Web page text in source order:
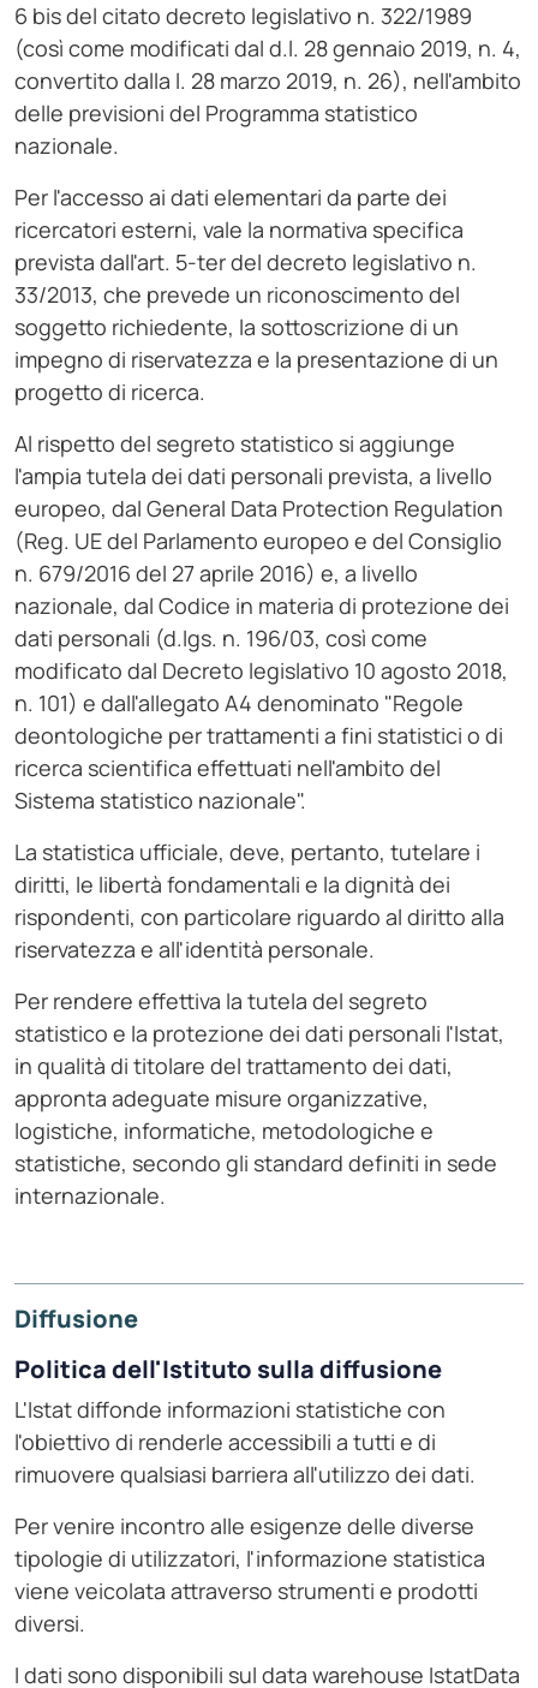
6 bis del citato decreto legislativo n. 322/1989
(così come modificati dal d.l. 28 gennaio 2019, n. 4,
convertito dalla l. 28 marzo 2019, n. 26), nell'ambito
delle previsioni del Programma statistico
nazionale.
Per l'accesso ai dati elementari da parte dei
ricercatori esterni, vale la normativa specifica
prevista dall'art. 5-ter del decreto legislativo n.
33/2013, che prevede un riconoscimento del
soggetto richiedente, la sottoscrizione di un
impegno di riservatezza e la presentazione di un
progetto di ricerca.
Al rispetto del segreto statistico si aggiunge
l'ampia tutela dei dati personali prevista, a livello
europeo, dal General Data Protection Regulation
(Reg. UE del Parlamento europeo e del Consiglio
n. 679/2016 del 27 aprile 2016) e, a livello
nazionale, dal Codice in materia di protezione dei
dati personali (d.lgs. n. 196/03, così come
modificato dal Decreto legislativo 10 agosto 2018,
n. 101) e dall'allegato A4 denominato "Regole
deontologiche per trattamenti a fini statistici o di
ricerca scientifica effettuati nell'ambito del
Sistema statistico nazionale".
La statistica ufficiale, deve, pertanto, tutelare i
diritti, le libertà fondamentali e la dignità dei
rispondenti, con particolare riguardo al diritto alla
riservatezza e all'identità personale.
Per rendere effettiva la tutela del segreto
statistico e la protezione dei dati personali l'Istat,
in qualità di titolare del trattamento dei dati,
appronta adeguate misure organizzative,
logistiche, informatiche, metodologiche e
statistiche, secondo gli standard definiti in sede
internazionale.
Diffusione
Politica dell'Istituto sulla diffusione
L'Istat diffonde informazioni statistiche con
l'obiettivo di renderle accessibili a tutti e di
rimuovere qualsiasi barriera all'utilizzo dei dati.
Per venire incontro alle esigenze delle diverse
tipologie di utilizzatori, l'informazione statistica
viene veicolata attraverso strumenti e prodotti
diversi.
I dati sono disponibili sul data warehouse IstatData